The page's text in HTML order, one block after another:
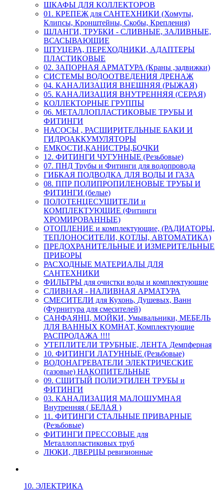
ШКАФЫ ДЛЯ КОЛЛЕКТОРОВ
01. КРЕПЕЖ для САНТЕХНИКИ (Хомуты,
Клипсы, Кронштейны, Скобы, Крепления)
ШЛАНГИ, ТРУБКИ - СЛИВНЫЕ, ЗАЛИВНЫЕ,
ВСАСЫВАЮЩИЕ
ШТУЦЕРА, ПЕРЕХОДНИКИ, АДАПТЕРЫ
ПЛАСТИКОВЫЕ
02. ЗАПОРНАЯ АРМАТУРА (Краны ,задвижки)
СИСТЕМЫ ВОДООТВЕДЕНИЯ ДРЕНАЖ
04. КАНАЛИЗАЦИЯ ВНЕШНЯЯ (РЫЖАЯ)
05. КАНАЛИЗАЦИЯ ВНУТРЕННЯЯ (СЕРАЯ)
КОЛЛЕКТОРНЫЕ ГРУППЫ
06. МЕТАЛЛОПЛАСТИКОВЫЕ ТРУБЫ И
ФИТИНГИ
НАСОСЫ , РАСШИРИТЕЛЬНЫЕ БАКИ И
ГИДРОАККУМУЛЯТОРЫ
ЕМКОСТИ,КАНИСТРЫ,БОЧКИ
12. ФИТИНГИ ЧУГУННЫЕ (Резьбовые)
07. ПНД Трубы и Фитинги для водопровода
ГИБКАЯ ПОДВОДКА ДЛЯ ВОДЫ И ГАЗА
08. ППР ПОЛИПРОПИЛЕНОВЫЕ ТРУБЫ И
ФИТИНГИ (белые)
ПОЛОТЕНЦЕСУШИТЕЛИ и
КОМПЛЕКТУЮЩИЕ (Фитинги
ХРОМИРОВАННЫЕ)
ОТОПЛЕНИЕ и комплектующие, (РАДИАТОРЫ,
ТЕПЛОНОСИТЕЛИ, КОТЛЫ, АВТОМАТИКА)
ПРЕДОХРАНИТЕЛЬНЫЕ И ИЗМЕРИТЕЛЬНЫЕ
ПРИБОРЫ
РАСХОДНЫЕ МАТЕРИАЛЫ ДЛЯ
САНТЕХНИКИ
ФИЛЬТРЫ для очистки воды и комплектующие
СЛИВНАЯ - НАЛИВНАЯ АРМАТУРА
СМЕСИТЕЛИ для Кухонь, Душевых, Ванн
(Фурнитура для смесителей)
САНФАЯНЦ, МОЙКИ, Умывальники, МЕБЕЛЬ
ДЛЯ ВАННЫХ КОМНАТ, Комплектующие
РАСПРОДАЖА !!!!
УТЕПЛИТЕЛИ ТРУБНЫЕ, ЛЕНТА Демпферная
10. ФИТИНГИ ЛАТУННЫЕ (Резьбовые)
ВОДОНАГРЕВАТЕЛИ ЭЛЕКТРИЧЕСКИЕ
(газовые) НАКОПИТЕЛЬНЫЕ
09. СШИТЫЙ ПОЛИЭТИЛЕН ТРУБЫ и
ФИТИНГИ
03. КАНАЛИЗАЦИЯ МАЛОШУМНАЯ
Внутренняя ( БЕЛАЯ )
11. ФИТИНГИ СТАЛЬНЫЕ ПРИВАРНЫЕ
(Резьбовые)
ФИТИНГИ ПРЕССОВЫЕ для
Металлопластиковых труб
ЛЮКИ, ДВЕРЦЫ ревизионные
10. ЭЛЕКТРИКА